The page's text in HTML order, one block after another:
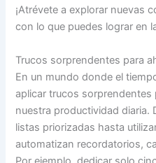
¡Atrévete a explorar nuevas
con lo que puedes lograr en
Trucos sorprendentes para
En un mundo donde el
aplicar trucos sorprendentes
nuestra productividad diaria.
listas priorizadas hasta
automatizan recordatorios,